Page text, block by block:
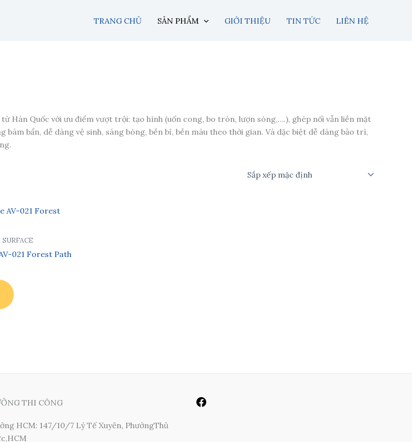
TRANG CHỦ SẢN PHẨM GIỚI THIỆU TIN TỨC LIÊN HỆ
Hàn Quốc với ưu điểm vượt trội: tạo hình (uốn cong, bo tròn, lượn sóng,….), ghép nối vẫn liền mặt
bám bẩn, dễ dàng vệ sinh, sáng bóng, bền bỉ, bền màu theo thời gian. Và dặc biệt dễ dàng bảo trì,
021 Forest Path
THI CÔNG
HCM: 147/10/7 Lý Tế Xuyên, PhườngThủ